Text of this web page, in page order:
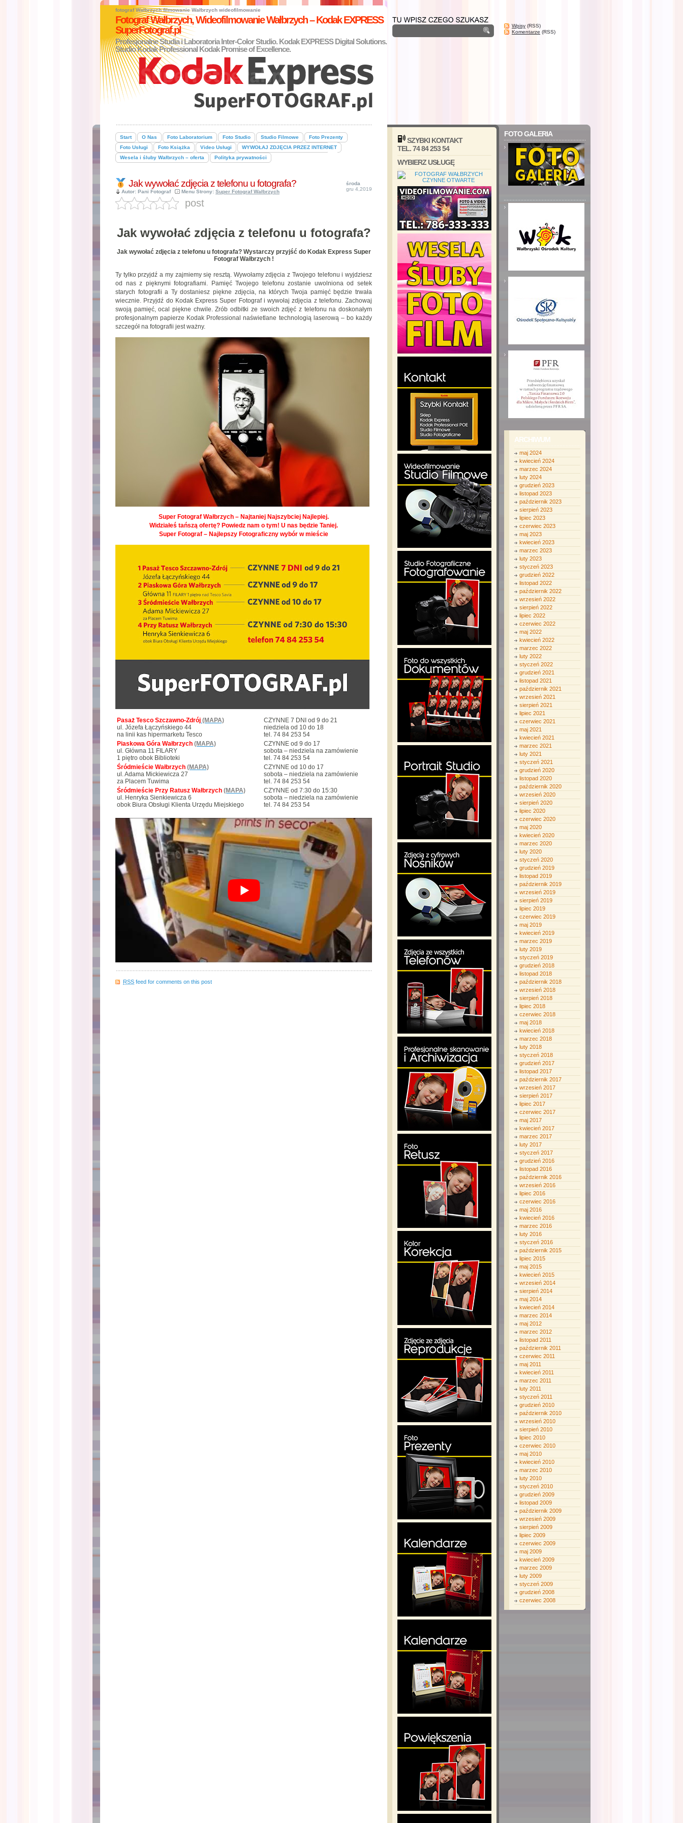
fotograf Wałbrzych filmowanie Wałbrzych wideofilmowanie
Fotograf Wałbrzych, Wideofilmowanie Wałbrzych – Kodak EXPRESS
SuperFotograf.pl
Profesjonalne Studia i Laboratoria Inter-Color Studio. Kodak EXPRESS Digital Solutions.
Studio Kodak Professional Kodak Promise of Excellence.
Wpisy (RSS)
Komentarze (RSS)
Start O Nas Foto Laboratorium Foto Studio Studio Filmowe
Foto Prezenty
Foto Usługi
Foto Książka Video Usługi
WYWOŁAJ ZDJĘCIA PRZEZ INTERNET
Wesela i śluby Wałbrzych – oferta
Polityka prywatności
Jak wywołać zdjęcia z telefonu u fotografa?
Autor: Pani Fotograf Menu Strony: Super Fotograf Wałbrzych
środa
gru 4,2019
post
Jak wywołać zdjęcia z telefonu u fotografa?
Jak wywołać zdjęcia z telefonu u fotografa? Wystarczy przyjść do Kodak Express Super
Fotograf Wałbrzych !
Ty tylko przyjdź a my zajmiemy się resztą. Wywołamy zdjęcia z Twojego telefonu i wyjdziesz
od nas z pięknymi fotografiami. Pamięć Twojego telefonu zostanie uwolniona od setek
starych fotografii a Ty dostaniesz piękne zdjęcia, na których Twoja pamięć będzie trwała
wiecznie. Przyjdź do Kodak Express Super Fotograf i wywołaj zdjęcia z telefonu. Zachowaj
swoją pamięć, ocal piękne chwile. Zrób odbitki ze swoich zdjęć z telefonu na doskonałym
profesjonalnym papierze Kodak Professional naświetlane technologią laserową – bo każdy
szczegół na fotografii jest ważny.
Super Fotograf Wałbrzych – Najtaniej Najszybciej Najlepiej.
Widziałeś tańszą ofertę? Powiedz nam o tym! U nas będzie Taniej.
Super Fotograf – Najlepszy Fotograficzny wybór w mieście
Pasaż Tesco Szczawno-Zdrój (MAPA)
ul. Józefa Łączyńskiego 44
na linii kas hipermarketu Tesco
CZYNNE 7 DNI od 9 do 21
niedziela od 10 do 18
tel. 74 84 253 54
Piaskowa Góra Wałbrzych (MAPA)
ul. Główna 11 FILARY
1 piętro obok Biblioteki
CZYNNE od 9 do 17
sobota – niedziela na zamówienie
tel. 74 84 253 54
Śródmieście Wałbrzych (MAPA)
ul. Adama Mickiewicza 27
za Placem Tuwima
CZYNNE od 10 do 17
sobota – niedziela na zamówienie
tel. 74 84 253 54
Śródmieście Przy Ratusz Wałbrzych (MAPA)
ul. Henryka Sienkiewicza 6
obok Biura Obsługi Klienta Urzędu Miejskiego
CZYNNE od 7:30 do 15:30
sobota – niedziela na zamówienie
tel. 74 84 253 54
RSS feed for comments on this post
SZYBKI KONTAKT
TEL. 74 84 253 54
WYBIERZ USŁUGĘ
FOTO GALERIA
ARCHIWUM
maj 2024
kwiecień 2024
marzec 2024
luty 2024
grudzień 2023
listopad 2023
październik 2023
sierpień 2023
lipiec 2023
czerwiec 2023
maj 2023
kwiecień 2023
marzec 2023
luty 2023
styczeń 2023
grudzień 2022
listopad 2022
październik 2022
wrzesień 2022
sierpień 2022
lipiec 2022
czerwiec 2022
maj 2022
kwiecień 2022
marzec 2022
luty 2022
styczeń 2022
grudzień 2021
listopad 2021
październik 2021
wrzesień 2021
sierpień 2021
lipiec 2021
czerwiec 2021
maj 2021
kwiecień 2021
marzec 2021
luty 2021
styczeń 2021
grudzień 2020
listopad 2020
październik 2020
wrzesień 2020
sierpień 2020
lipiec 2020
czerwiec 2020
maj 2020
kwiecień 2020
marzec 2020
luty 2020
styczeń 2020
grudzień 2019
listopad 2019
październik 2019
wrzesień 2019
sierpień 2019
lipiec 2019
czerwiec 2019
maj 2019
kwiecień 2019
marzec 2019
luty 2019
styczeń 2019
grudzień 2018
listopad 2018
październik 2018
wrzesień 2018
sierpień 2018
lipiec 2018
czerwiec 2018
maj 2018
kwiecień 2018
marzec 2018
luty 2018
styczeń 2018
grudzień 2017
listopad 2017
październik 2017
wrzesień 2017
sierpień 2017
lipiec 2017
czerwiec 2017
maj 2017
kwiecień 2017
marzec 2017
luty 2017
styczeń 2017
grudzień 2016
listopad 2016
październik 2016
wrzesień 2016
lipiec 2016
czerwiec 2016
maj 2016
kwiecień 2016
marzec 2016
luty 2016
styczeń 2016
październik 2015
lipiec 2015
maj 2015
kwiecień 2015
wrzesień 2014
sierpień 2014
maj 2014
kwiecień 2014
marzec 2014
maj 2012
marzec 2012
listopad 2011
październik 2011
czerwiec 2011
maj 2011
kwiecień 2011
marzec 2011
luty 2011
styczeń 2011
grudzień 2010
październik 2010
wrzesień 2010
sierpień 2010
lipiec 2010
czerwiec 2010
maj 2010
kwiecień 2010
marzec 2010
luty 2010
styczeń 2010
grudzień 2009
listopad 2009
październik 2009
wrzesień 2009
sierpień 2009
lipiec 2009
czerwiec 2009
maj 2009
kwiecień 2009
marzec 2009
luty 2009
styczeń 2009
grudzień 2008
czerwiec 2008